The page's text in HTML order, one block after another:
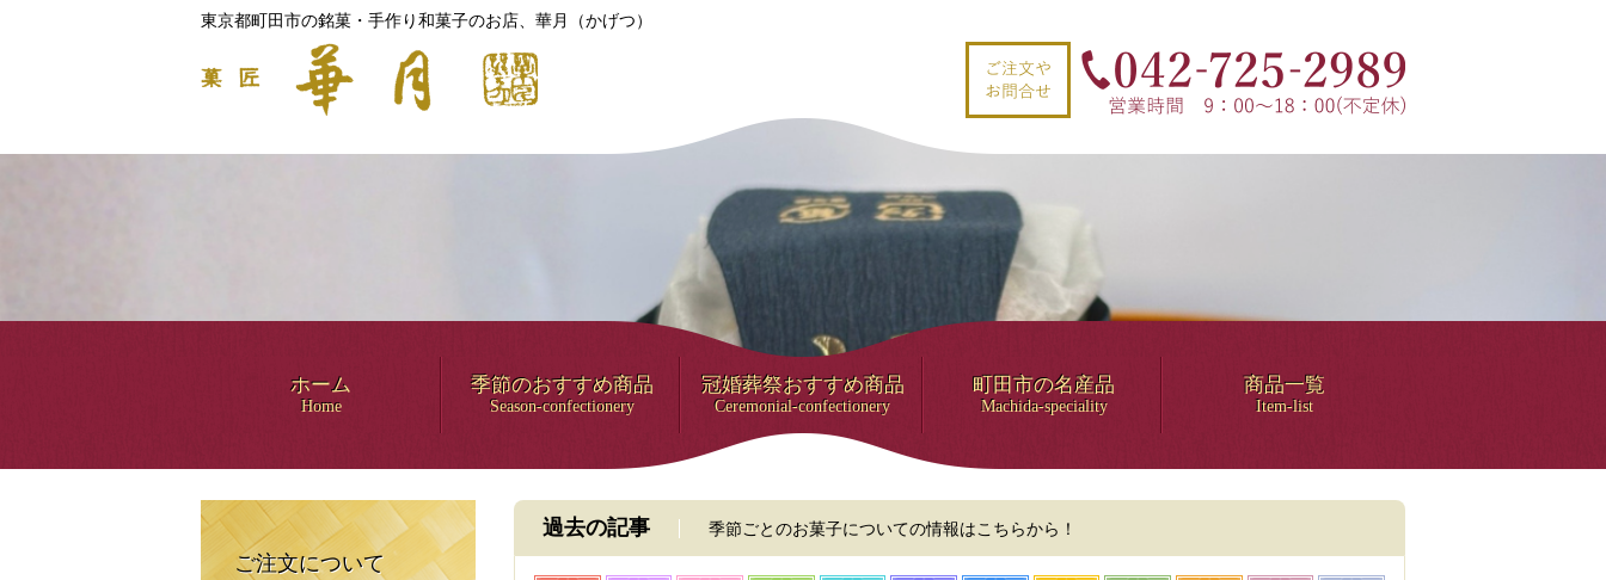
東京都町田市の銘菓・手作り和菓子のお店、華月（かげつ）
ホーム
Home
季節のおすすめ商品
Season-confectionery
冠婚葬祭おすすめ商品
Ceremonial-confectionery
町田市の名産品
Machida-speciality
商品一覧
Item-list
過去の記事 季節ごとのお菓子についての情報はこちらから！
ご注文について